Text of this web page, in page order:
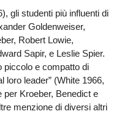
gli studenti più influenti di
Goldenweiser,
Robert Lowie,
Sapir, e Leslie Spier.
piccolo e compatto di
leader” (White 1966,
per Kroeber, Benedict e
menzione di diversi altri